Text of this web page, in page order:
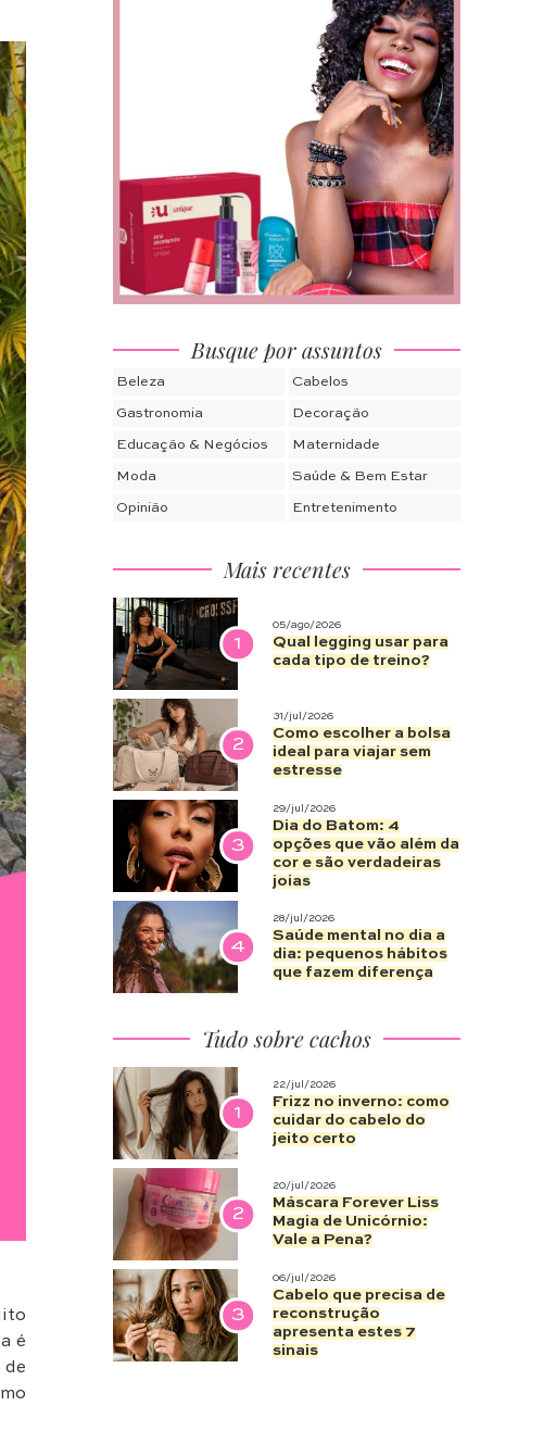
é
Busque por assuntos
Beleza Cabelos
Gastronomia Decoração
Educação & Negócios Maternidade
Moda Saúde & Bem Estar
Opinião Entretenimento
Mais recentes
1
05/ago/2026
Qual legging usar para
cada tipo de treino?
2
31/jul/2026
Como escolher a bolsa
ideal para viajar sem
estresse
3
29/jul/2026
Dia do Batom: 4
opções que vão além da
cor e são verdadeiras
joias
4
28/jul/2026
Saúde mental no dia a
dia: pequenos hábitos
que fazem diferença
Tudo sobre cachos
1
22/jul/2026
Frizz no inverno: como
cuidar do cabelo do
jeito certo
2
20/jul/2026
Máscara Forever Liss
Magia de Unicórnio:
Vale a Pena?
3
06/jul/2026
Cabelo que precisa de
reconstrução
apresenta estes 7
sinais